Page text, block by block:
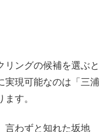
リングの候補を選ぶと
現可能なのは「三浦
す。
言わずと知れた坂地